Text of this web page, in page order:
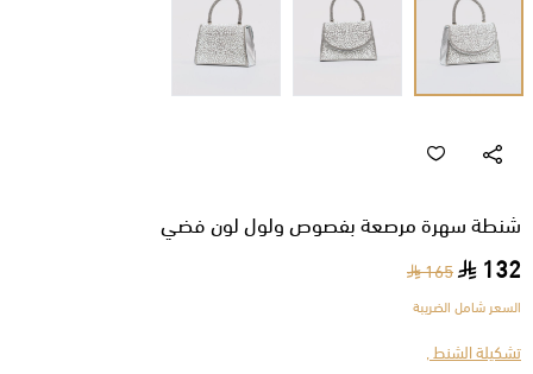
شنطة سهرة مرصعة بفصوص ولول لون فضي
132
165
السعر شامل الضريبة
تشكيلة الشنط ,